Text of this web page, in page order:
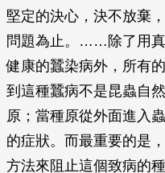
堅定的決心，決不放棄
問題為止。……除了用真
健康的蠶染病外，所有
到這種蠶病不是昆蟲自
原；當種原從外面進入
的症狀。而最重要的是
方法來阻止這個致病的